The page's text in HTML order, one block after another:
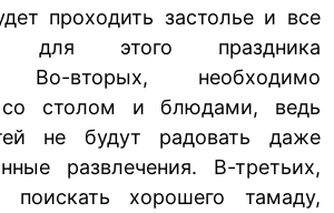
проходить застолье и все
для этого праздника
Во-вторых, необходимо
со столом и блюдами, ведь
не будут радовать даже
развлечения. В-третьих,
поискать хорошего тамаду,